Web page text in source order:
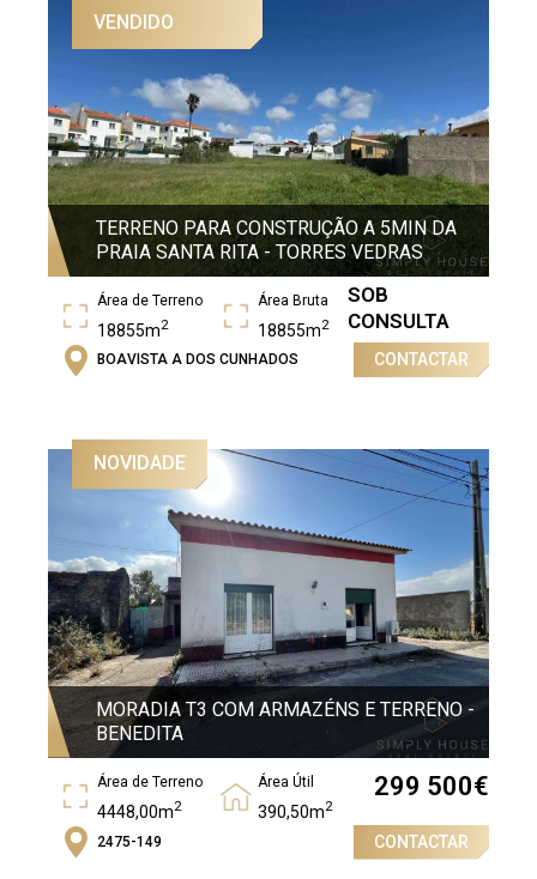
VENDIDO
TERRENO PARA CONSTRUÇÃO A 5MIN DA
PRAIA SANTA RITA - TORRES VEDRAS
Área de Terreno
18855m2
Área Bruta
18855m2
SOB
CONSULTA
BOAVISTA A DOS CUNHADOS CONTACTAR
NOVIDADE
MORADIA T3 COM ARMAZÉNS E TERRENO -
BENEDITA
Área de Terreno
4448,00m2
Área Útil
390,50m2
Área Bruta
299 500€
2475-149 CONTACTAR